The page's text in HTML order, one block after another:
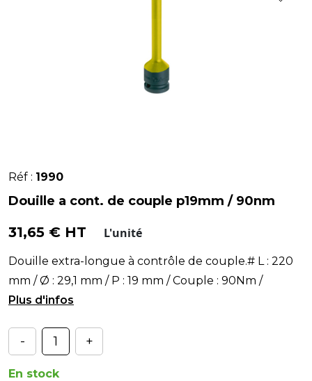
Réf : 1990
Douille a cont. de couple p19mm / 90nm
31,65 € HT L'unité
Douille extra-longue à contrôle de couple.# L : 220
mm / Ø : 29,1 mm / P : 19 mm / Couple : 90Nm /
Couleur : jaune#
- +
En stock